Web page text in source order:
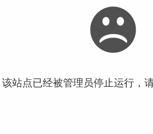
站点已经被管理员停止运行，